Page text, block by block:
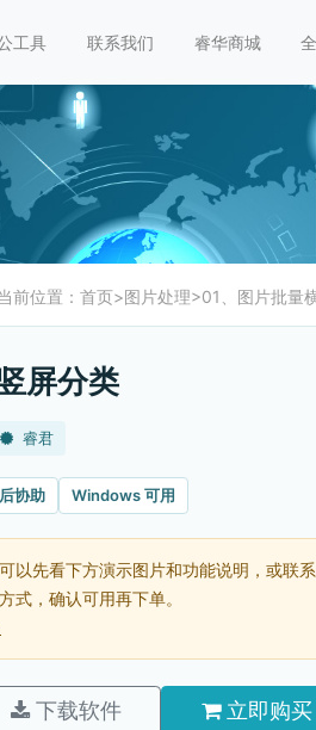
工具 联系我们 睿华商城
前位置： 首页>图片处理>01、图片批量
屏分类
睿君
协助 Windows 可用
以先看下方演示图片和功能说明，或联
式，确认可用再下单。
下载软件 立即购买